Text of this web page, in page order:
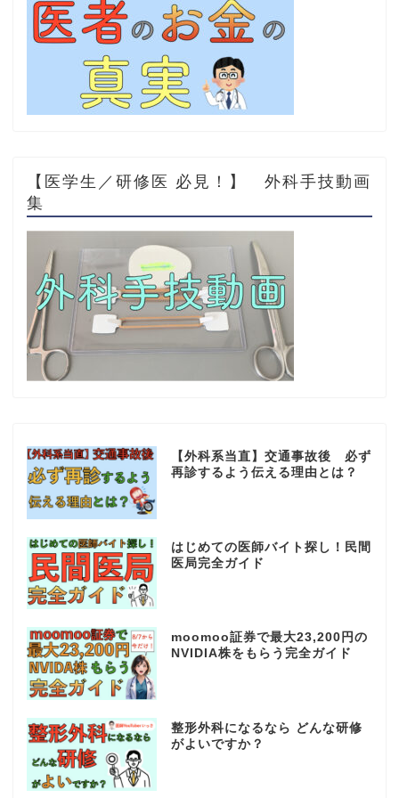
【医学生／研修医 必見！】 外科手技動画
集
【外科系当直】交通事故後 必ず
再診するよう伝える理由とは？
はじめての医師バイト探し！民間
医局完全ガイド
moomoo証券で最大23,200円の
NVIDIA株をもらう完全ガイド
整形外科になるなら どんな研修
がよいですか？